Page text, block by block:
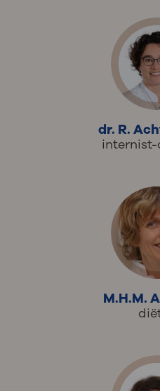
dr. R.
internist-
M.H.M.